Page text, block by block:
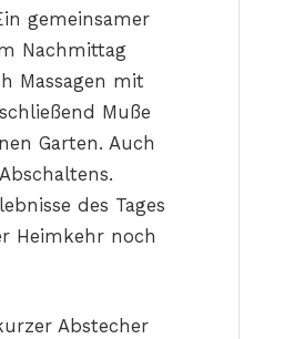
gemeinsamer
Nachmittag
Massagen mit
Muße
Garten. Auch
des Tages
Heimkehr noch
Abstecher